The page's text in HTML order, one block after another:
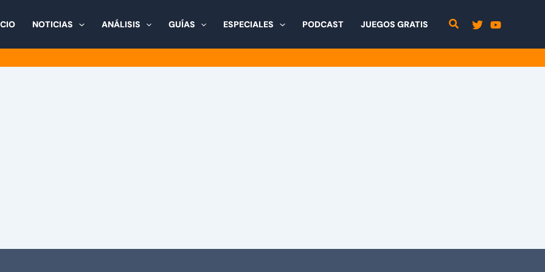
NOTICIAS ANÁLISIS GUÍAS ESPECIALES PODCAST JUEGOS GRATIS